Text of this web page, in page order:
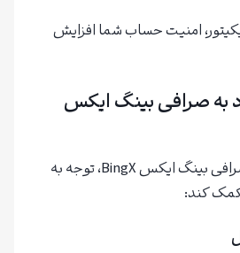
امنیت حساب شما افزایش
به صرافی بینگ ایکس
در مراحل ثبت نام در صرافی بینگ ایکس BingX، توجه به
کند: